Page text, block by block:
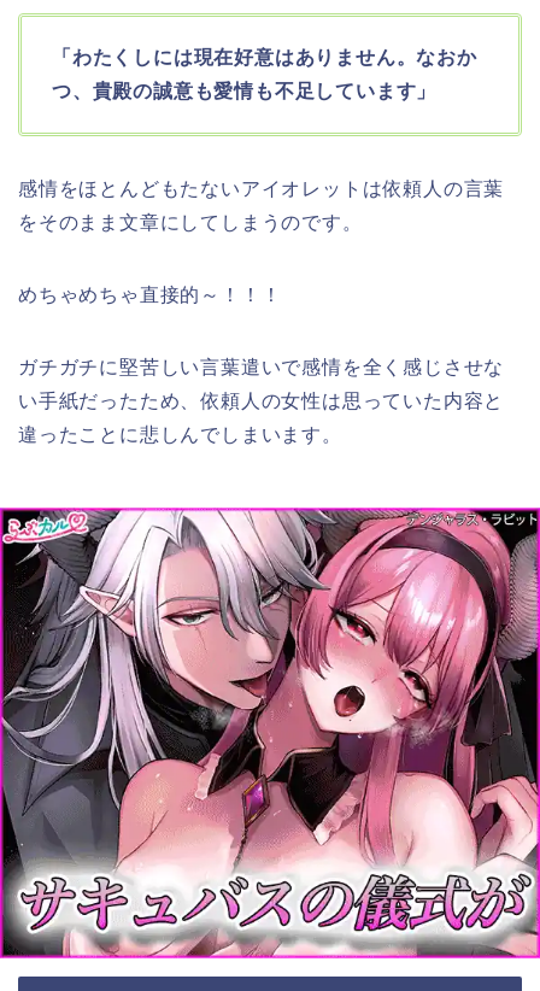
「わたくしには現在好意はありません。なおか
つ、貴殿の誠意も愛情も不足しています」
感情をほとんどもたないアイオレットは依頼人の言葉
をそのまま文章にしてしまうのです。
めちゃめちゃ直接的～！！！
ガチガチに堅苦しい言葉遣いで感情を全く感じさせな
い手紙だったため、依頼人の女性は思っていた内容と
違ったことに悲しんでしまいます。